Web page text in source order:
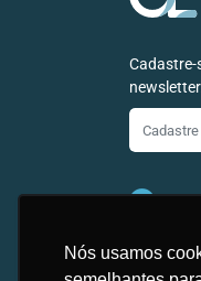
Nós usamos
Cadastre-
mail